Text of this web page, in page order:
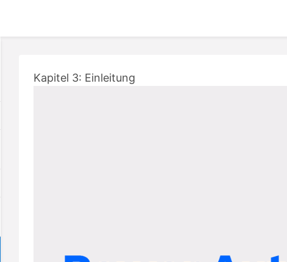
Kapitel 3: Einleitung